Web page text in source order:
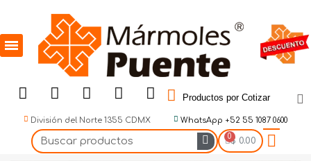
Productos por Cotizar
División del Norte 1355 CDMX WhatsApp +52 55 1087 0600
$ 0.00